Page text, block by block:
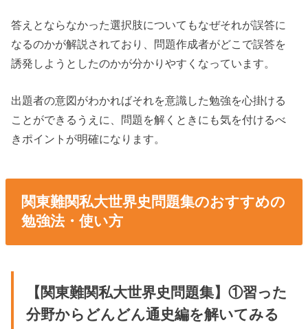
答えとならなかった選択肢についてもなぜそれが誤答に
なるのかが解説されており、問題作成者がどこで誤答を
誘発しようとしたのかが分かりやすくなっています。
出題者の意図がわかればそれを意識した勉強を心掛ける
ことができるうえに、問題を解くときにも気を付けるべ
きポイントが明確になります。
関東難関私大世界史問題集のおすすめの
勉強法・使い方
【関東難関私大世界史問題集】①習った
分野からどんどん通史編を解いてみる